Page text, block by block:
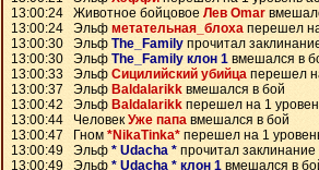
13:00:24 Животное бойцовое Лев Omar
13:00:24 Эльф метательная_блоха перешел
13:00:30 Эльф The_Family прочитал
13:00:30 Эльф The_Family клон 1 вмешался в
13:00:33 Эльф Сицилийский убийца перешел
13:00:37 Эльф Baldalarikk вмешался в бой
13:00:42 Эльф Baldalarikk перешел на 1
13:00:44 ЧеловекУже папа вмешался в бой
13:00:47 Гном *NikaTinka* перешел на 1
13:00:49 Эльф * Udacha * прочитал заклинание
13:00:49 Эльф * Udacha * клон 1 вмешался в